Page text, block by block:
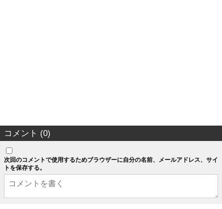
コメント (0)
次回のコメントで使用するためブラウザーに自分の名前、メールアドレス、サイ
トを保存する。